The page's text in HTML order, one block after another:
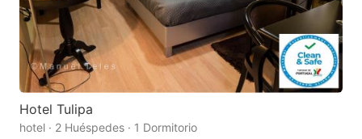
Hotel Tulipa
hotel · 2 Huéspedes · 1 Dormitorio